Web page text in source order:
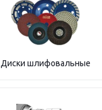
Диски шлифовальные